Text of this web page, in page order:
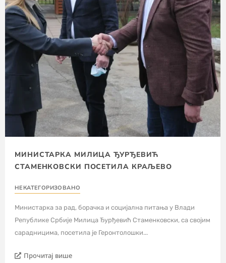
МИНИСТАРКА МИЛИЦА ЂУРЂЕВИЋ
СТАМЕНКОВСКИ ПОСЕТИЛА КРАЉЕВО
НЕКАТЕГОРИЗОВАНО
Министарка за рад, борачка и социјална питања у Влади
Републике Србије Милица Ђурђевић Стаменковски, са својим
сарадницима, посетила је Геронтолошки...
Прочитај више